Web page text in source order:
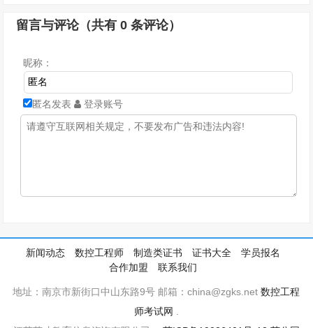
留言与评论（共有0 条评论）
昵称：
匿名发表 登录账号
新闻动态 数控工程师 制造类证书 证书大全
学员报名
合作加盟
联系我们
地址：南京市新街口中山东路9号 邮箱：china@zgks.net数控工程
师考试网